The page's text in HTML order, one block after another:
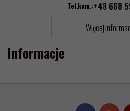
Informacje
Tel.kom.:+48 668
Więcej